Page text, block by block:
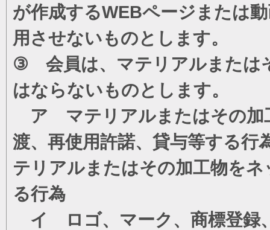
が作成するWEBページまたは
用させないものとします。
③ 会員は、マテリアルまたは
はならないものとします。
ア マテリアルまたはその加
渡、再使用許諾、貸与等する行
テリアルまたはその加工物を
る行為
イ ロゴ、マーク、商標登録